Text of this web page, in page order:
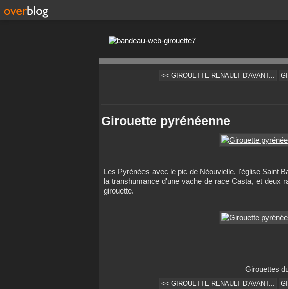
<< GIROUETTE RENAULT D'AVANT...
Girouette pyrénéenne
Les Pyrénées avec le pic de Néouvielle, l'église Saint
la transhumance d'une vache de race Casta, et deux
girouette.
Girouettes
<< GIROUETTE RENAULT D'AVANT...